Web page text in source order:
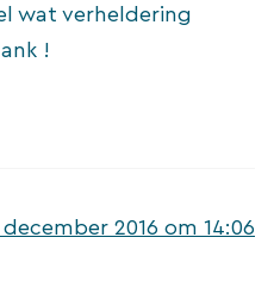
wat verheldering
!
december 2016 om 14:06